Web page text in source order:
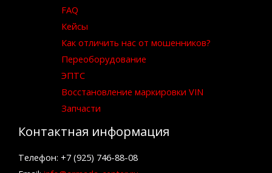
FAQ
Кейсы
Как отличить нас от мошенников?
Переоборудование
ЭПТС
Восстановление маркировки VIN
Запчасти
Контактная информация
Телефон: +7 (925) 746-88-08